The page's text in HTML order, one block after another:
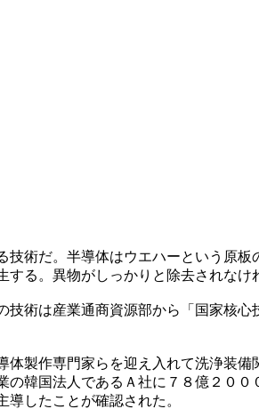
術だ。半導体はウエハーという原
る。異物がしっかりと除去されなけ
術は産業通商資源部から「国家核
製作専門家らを迎え入れて洗浄装
韓国法人であるＡ社に７８億２０
したことが確認された。